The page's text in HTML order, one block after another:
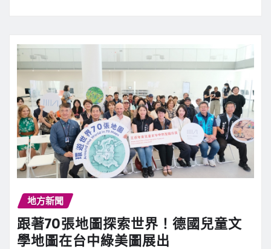
地方新聞
跟著70張地圖探索世界！德國兒童文
學地圖在台中綠美圖展出